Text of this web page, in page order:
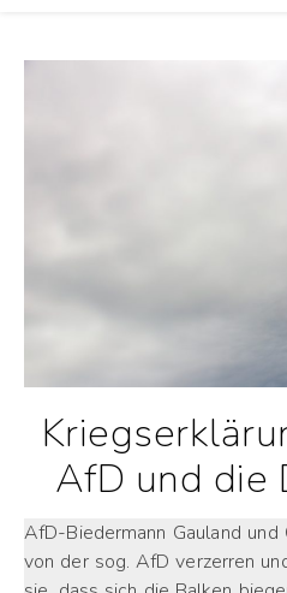
AfD und die
AfD-Biedermann Gauland und Co. legen Feuer. Die Leute
von der sog. AfD verzerren